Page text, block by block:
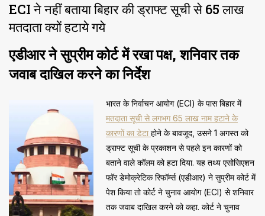
ECI ने नहीं बताया बिहार की ड्राफ्ट सूची से 65 लाख
मतदाता क्यों हटाये गये
एडीआर ने सुप्रीम कोर्ट में रखा पक्ष, शनिवार तक
जवाब दाखिल करने का निर्देश
भारत के निर्वाचन आयोग (ECI) के पास बिहार में
मतदाता सूची से लगभग 65 लाख नाम हटाने के
कारणों का डेटा होने के बावजूद, उसने 1 अगस्त को
ड्राफ्ट सूची के प्रकाशन से पहले इन कारणों को
बताने वाले कॉलम को हटा दिया. यह तथ्य एसोसिएशन
फॉर डेमोक्रेटिक रिफॉर्म्स (एडीआर) ने सुप्रीम कोर्ट में
पेश किया तो कोर्ट ने चुनाव आयोग (ECI) से शनिवार
तक जवाब दाखिल करने को कहा. कोर्ट ने चुनाव